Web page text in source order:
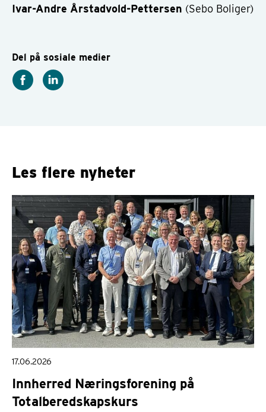
Ivar-Andre Årstadvold-Pettersen (Sebo Boliger)
Del på sosiale medier
Les flere nyheter
17.06.2026
Innherred Næringsforening på
Totalberedskapskurs